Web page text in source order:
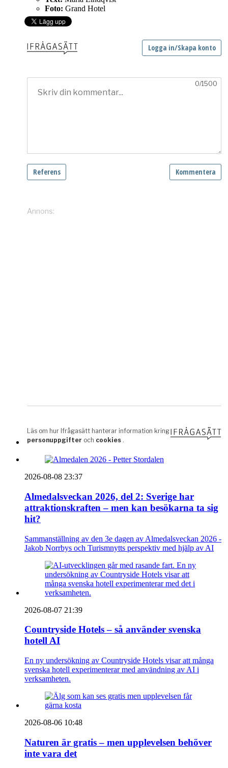
Foto: Grand Hotel
2026-08-08 23:37
Almedalsveckan 2026, del 2: Sverige har
attraktionskraften – men kan besökarna ta sig
hit?
Sammanställning av den 3e dagen av Almedalsveckan 2026 -
Jakob Norrbys och Turismnytts perspektiv med hjälp av AI
2026-08-07 21:39
Countryside Hotels – så använder svenska
hotell AI
En ny undersökning av Countryside Hotels visar att många
svenska hotell experimenterar med användning av AI i
verksamheten.
2026-08-06 10:48
Naturen är gratis – men upplevelsen behöver
inte vara det